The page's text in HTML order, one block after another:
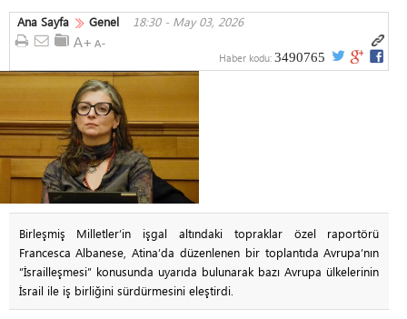
Ana Sayfa Genel 18:30 - May 03, 2026
Haber kodu: 3490765
Birleşmiş Milletler’in işgal altındaki topraklar özel raportörü
Francesca Albanese, Atina’da düzenlenen bir toplantıda Avrupa’nın
“İsrailleşmesi” konusunda uyarıda bulunarak bazı Avrupa ülkelerinin
İsrail ile iş birliğini sürdürmesini eleştirdi.